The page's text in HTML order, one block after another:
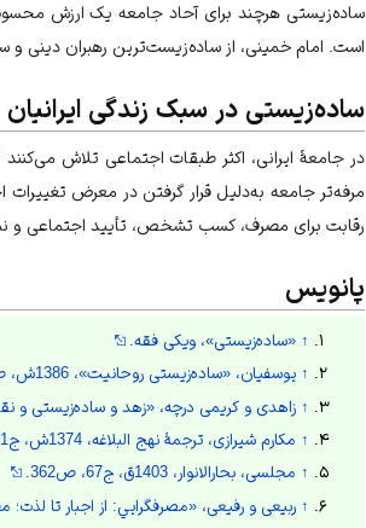
ساده‌زیستی هرچند برای آحاد جامعه یک ارزش
است. امام خمینی، از ساده‌زیست‌ترین رهبران دینی و
ساده‌زیستی در سبک زندگی ایرانیان
در جامعۀ ایرانی، اکثر طبقات اجتماعی تلاش
مرفه‌تر جامعه به‌دلیل قرار گرفتن در معرض
رقابت برای مصرف، کسب تشخص، تأیید اجتماعی و
پانویس
↑ «ساده‌زیستی»، ویکی فقه.
↑ یوسفیان، «ساده‌زیستی روحانیت»، 1386ش، ص29
↑ زاهدی و کریمی درچه، «زهد و ساده‌زیستی و نقش آن
↑ مکارم شیرازی، ترجمۀ نهج البلاغه، 1374ش، ج1، ص346.
↑ مجلسی، بحارالانوار، 1403ق، ج67، ص362.
↑ ربیعی و رفیعی، «مصرفگرايي: از اجبار تا لذت؛